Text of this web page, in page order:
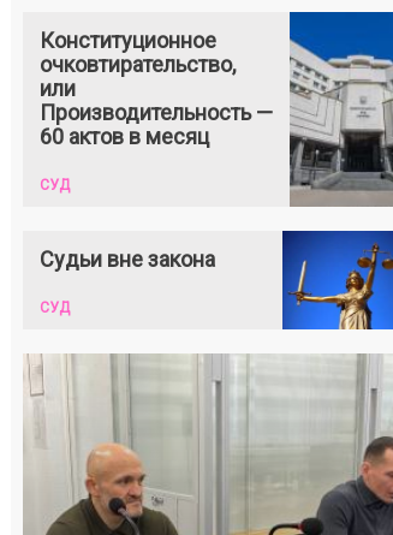
Конституционное
очковтирательство,
или
Производительность —
60 актов в месяц
СУД
Судьи вне закона
СУД